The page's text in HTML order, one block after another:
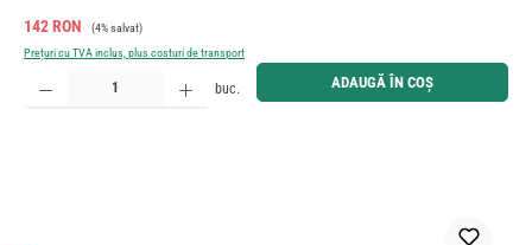
Preț de vânzare:
142 RON Preț obișnuit:
(4% salvat)
Prețuri cu TVA inclus, plus costuri de transport
Cantitate produs: Introduceți cantitatea dorită sau utilizați butoanele pentru a mări sau micșora
buc. ADAUGĂ ÎN COȘ